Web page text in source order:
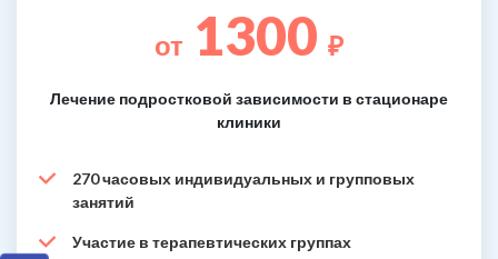
от 1300 ₽
Лечение подростковой зависимости в стационаре
клиники
270 часовых индивидуальных и групповых
занятий
Участие в терапевтических группах